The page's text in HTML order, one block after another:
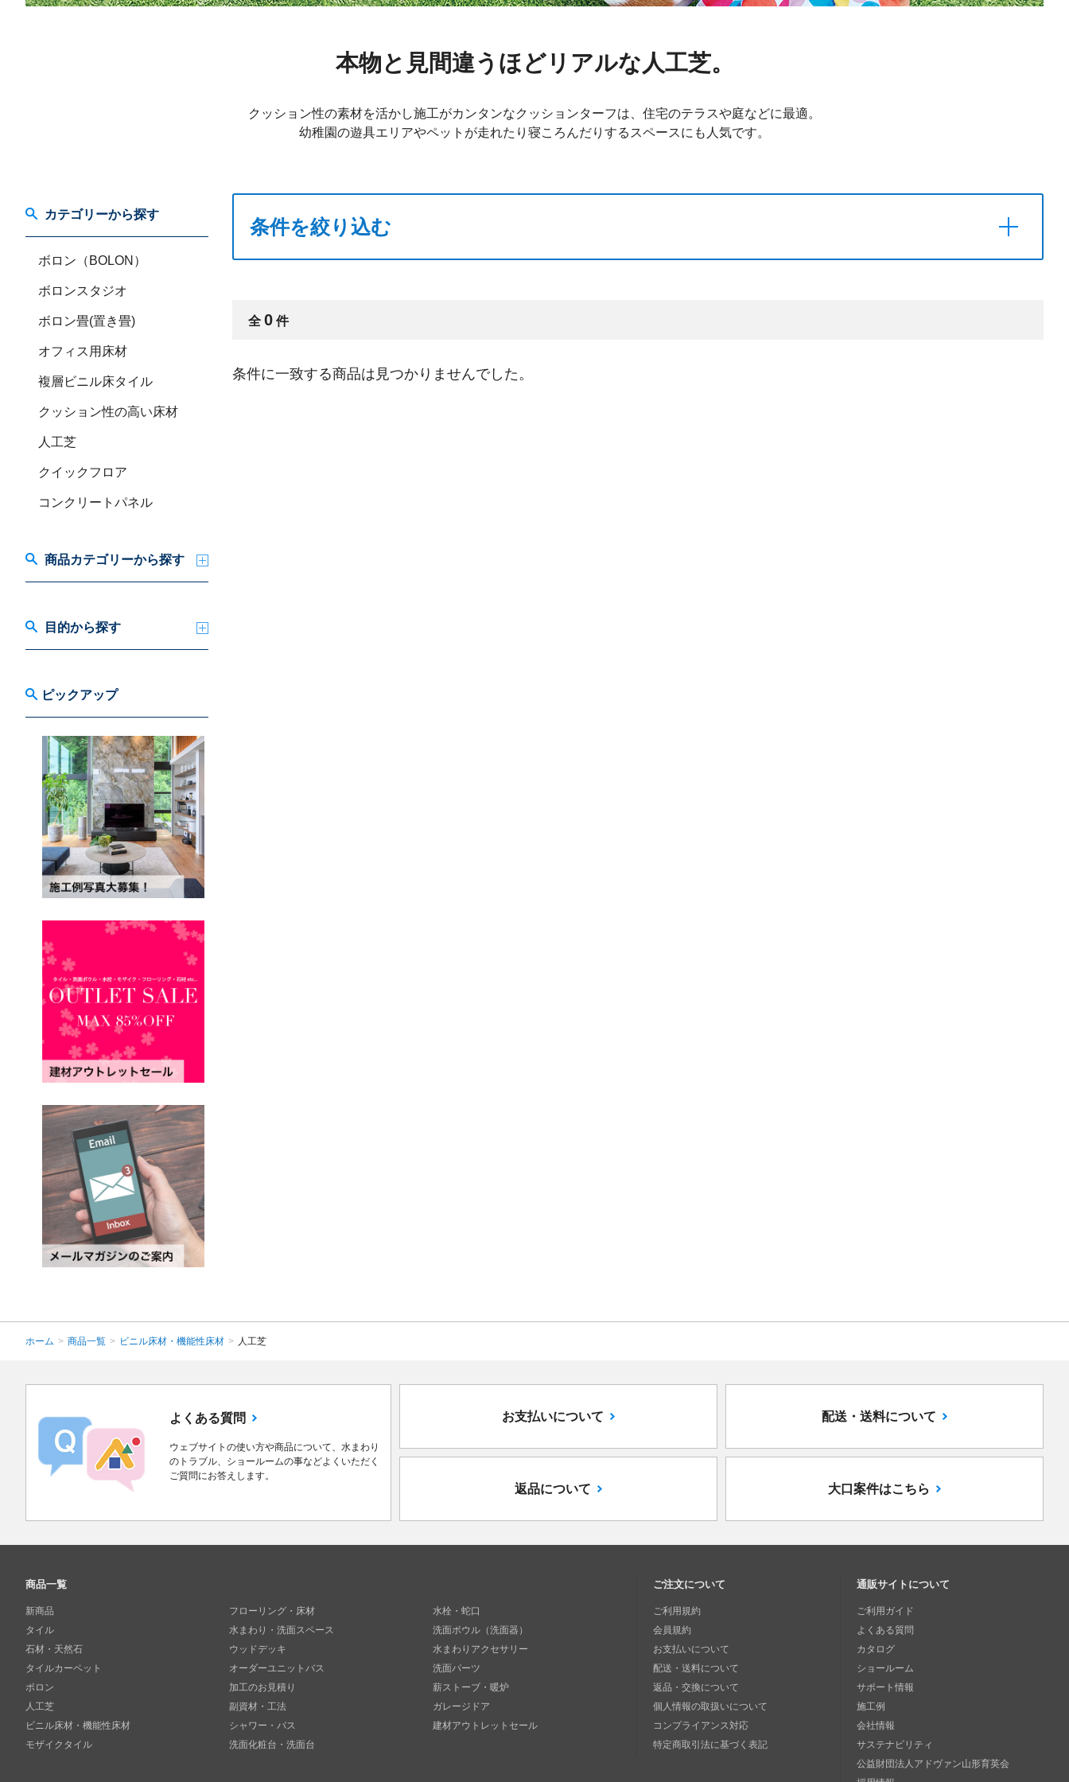
本物と見間違うほどリアルな人工芝。
クッション性の素材を活かし施工がカンタンなクッションターフは、住宅のテラスや庭などに最適。
幼稚園の遊具エリアやペットが走れたり寝ころんだりするスペースにも人気です。
カテゴリーから探す
ボロン（BOLON）
ボロンスタジオ
ボロン畳(置き畳)
オフィス用床材
複層ビニル床タイル
クッション性の高い床材
人工芝
クイックフロア
コンクリートパネル
商品カテゴリーから探す
目的から探す
ピックアップ
条件を絞り込む
全 0 件
条件に一致する商品は見つかりませんでした。
ホーム > 商品一覧 > ビニル床材・機能性床材 > 人工芝
よくある質問
ウェブサイトの使い方や商品について、水まわり
のトラブル、ショールームの事などよくいただく
ご質問にお答えします。
お支払いについて
返品について
配送・送料について
大口案件はこちら
商品一覧
新商品
タイル
石材・天然石
タイルカーペット
ボロン
人工芝
ビニル床材・機能性床材
モザイクタイル
フローリング・床材
水まわり・洗面スペース
ウッドデッキ
オーダーユニットバス
加工のお見積り
副資材・工法
シャワー・バス
洗面化粧台・洗面台
水栓・蛇口
洗面ボウル（洗面器）
水まわりアクセサリー
洗面パーツ
薪ストーブ・暖炉
ガレージドア
建材アウトレットセール
ご注文について
ご利用規約
会員規約
お支払いについて
配送・送料について
返品・交換について
個人情報の取扱いについて
コンプライアンス対応
特定商取引法に基づく表記
通販サイトについて
ご利用ガイド
よくある質問
カタログ
ショールーム
サポート情報
施工例
会社情報
サステナビリティ
公益財団法人アドヴァン山形育英会